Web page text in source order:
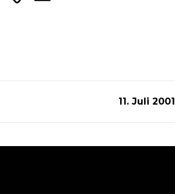
11. Juli 2001